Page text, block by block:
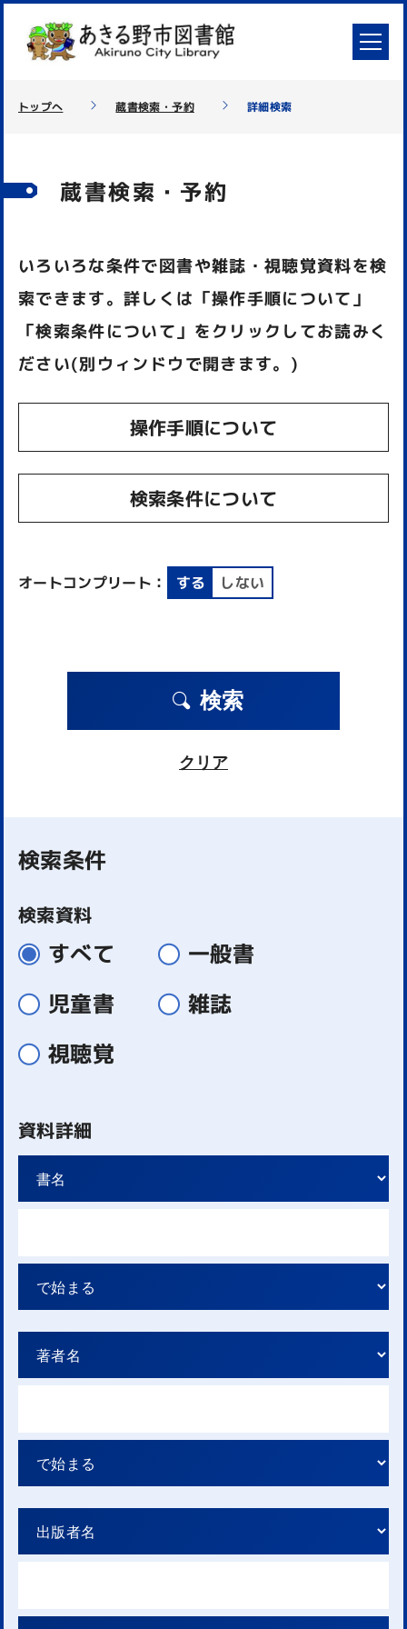
トップへ 蔵書検索・予約 詳細検索
蔵書検索・予約
いろいろな条件で図書や雑誌・視聴覚資料を検
索できます。詳しくは「操作手順について」
「検索条件について」をクリックしてお読みく
ださい(別ウィンドウで開きます。)
操作手順について
検索条件について
オートコンプリート： する しない
検索
クリア
検索条件
検索資料
すべて
一般書
児童書
雑誌
視聴覚
資料詳細